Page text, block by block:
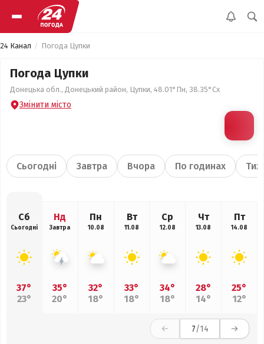
24 Канал Погода Цупки
Погода Цупки
Донецька обл., Донецький район, Цупки, 48.01°Пн, 38.35°Сх
Змінити місто
Сьогодні Завтра Вчора По годинах
Сб
Сьогодні
37°
23°
Нд
Завтра
35°
20°
Пн
10.08
32°
18°
Вт
11.08
33°
18°
Ср
12.08
34°
18°
Чт
13.08
28°
14°
Пт
14.08
25°
12°
7/14